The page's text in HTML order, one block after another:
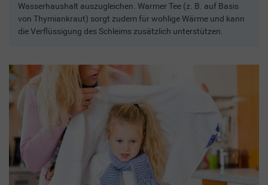
Wasserhaushalt auszugleichen. Warmer Tee (z. B. auf Basis
von Thymiankraut) sorgt zudem für wohlige Wärme und kann
die Verflüssigung des Schleims zusätzlich unterstützen.